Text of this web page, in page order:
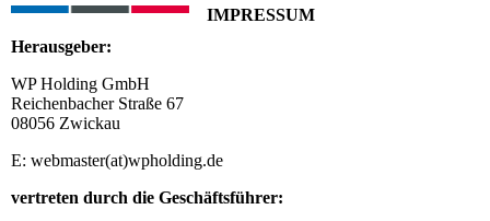
IMPRESSUM
Herausgeber:
WP Holding GmbH
Reichenbacher Straße 67
08056 Zwickau
E: webmaster(at)wpholding.de
vertreten durch die Geschäftsführer: